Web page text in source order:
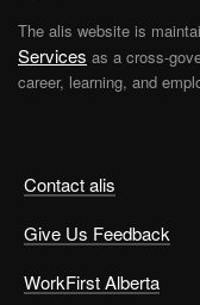
Contact alis
Give Us Feedback
WorkFirst Alberta
The alis website is
Services as a cross-
career, learning, and